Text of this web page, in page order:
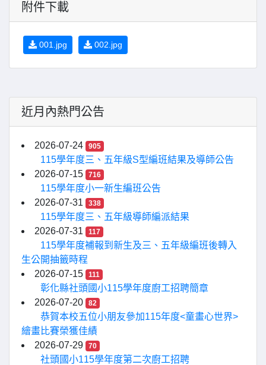
附件下載
001.jpg 002.jpg
近月內熱門公告
2026-07-24 905
115學年度三、五年級S型編班結果及導師公告
2026-07-15
716
115學年度小一新生編班公告
2026-07-31
338
115學年度三、五年級導師編派結果
2026-07-31
117
115學年度補報到新生及三、五年級編班後轉入
生公開抽籤時程
2026-07-15
111
彰化縣社頭國小115學年度廚工招聘簡章
2026-07-20
82
恭賀本校五位小朋友參加115年度<童畫心世界>
繪畫比賽榮獲佳績
2026-07-29
70
社頭國小115學年度第二次廚工招聘